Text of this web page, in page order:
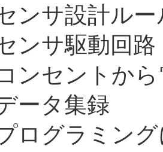
ンサ設計ルー
ンサ駆動回路
ンセントから
ータ集録
ログラミン